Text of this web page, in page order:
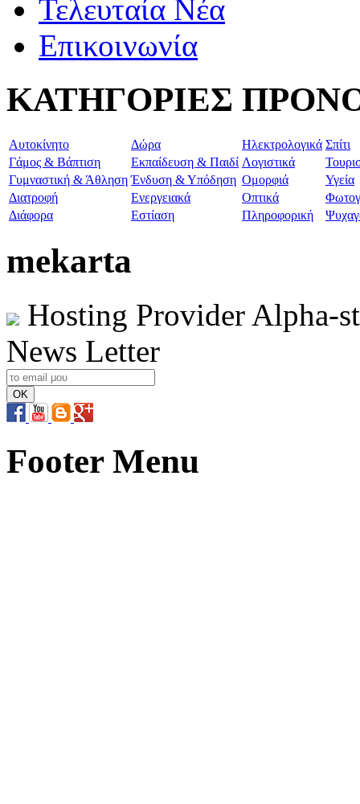
Τελευταία Νέα
Επικοινωνία
ΚΑΤΗΓΟΡΙΕΣ
Aυτοκίνητο Δώρα Ηλεκτρολογικά Σπίτι
Γάμος & Βάπτιση
Εκπαίδευση & Παιδί Λογιστικά
Γυμναστική & Άθληση Ένδυση & Υπόδηση Ομορφιά
Υγεία
Διατροφή
Ενεργειακά Οπτικά
Διάφορα
Εστίαση Πληροφορική
mekarta
Hosting Provider Alpha-
News Letter
Footer Menu